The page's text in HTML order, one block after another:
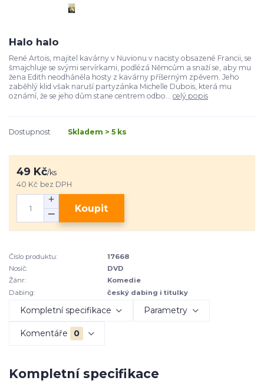
Halo halo
René Artois, majitel kavárny v Nuvionu v nacisty obsazené Francii, se
šmajchluje se svými servírkami, podlézá Němcům a snaží se, aby mu
žena Edith neodháněla hosty z kavárny příšerným zpěvem. Jeho
zaběhlý klid však naruší partyzánka Michelle Dubois, která mu
oznámí, že se jeho dům stane centrem odbo... celý popis
Dostupnost Skladem > 5 ks
49 Kč/ks
40 Kč bez DPH
Koupit
Číslo produktu:
17668
Nosič:
DVD
Žánr:
Komedie
Dabing:
český dabing i titulky
Kompletní specifikace Parametry
Komentáře 0
Kompletní specifikace